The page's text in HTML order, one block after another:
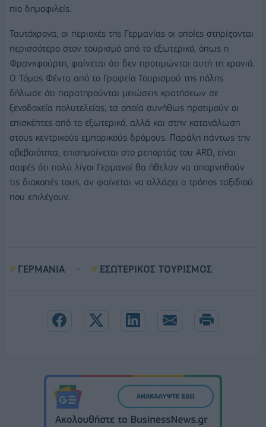
πιο δημοφιλείς.
Ταυτόχρονα, οι περιοχές της Γερμανίας οι οποίες στηρίζονται
περισσότερο στον τουρισμό από το εξωτερικό, όπως η
Φρανκφούρτη, φαίνεται ότι δεν προτιμώνται αυτή τη χρονιά.
Ο Τόμας Φέντα από το Γραφείο Τουρισμού της πόλης
δήλωσε ότι παρατηρούνται μειώσεις κρατήσεων σε
ξενοδοχεία πολυτελείας, τα οποία συνήθως προτιμούν οι
επισκέπτες από το εξωτερικό, αλλά και στην κατανάλωση
στους κεντρικούς εμπορικούς δρόμους. Παρόλη πάντως την
αβεβαιότητα, επισημαίνεται στο ρεπορτάζ του ARD, είναι
σαφές ότι πολύ λίγοι Γερμανοί θα ήθελαν να απαρνηθούν
τις διακοπές τους, αν φαίνεται να αλλάζει ο τρόπος ταξιδιού
που επιλέγουν.
ΓΕΡΜΑΝΙΑ ΕΣΩΤΕΡΙΚΟΣ ΤΟΥΡΙΣΜΟΣ